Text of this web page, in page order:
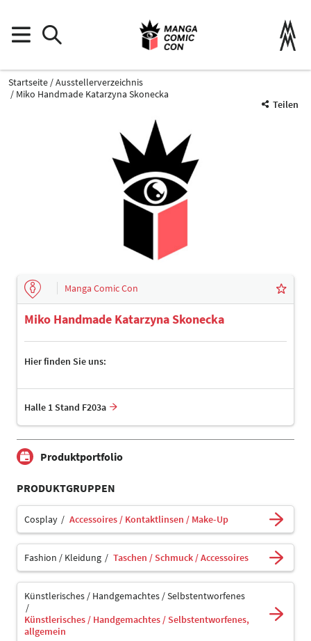
Startseite
Ausstellerverzeichnis
Miko Handmade Katarzyna Skonecka
Teilen
Manga Comic Con
Miko Handmade Katarzyna Skonecka
Hier finden Sie uns:
Halle 1 Stand F203a
Produktportfolio
PRODUKTGRUPPEN
Cosplay Accessoires / Kontaktlinsen / Make-Up
Fashion / Kleidung Taschen / Schmuck / Accessoires
Künstlerisches / Handgemachtes / Selbstentworfenes
Künstlerisches / Handgemachtes / Selbstentworfenes,
allgemein